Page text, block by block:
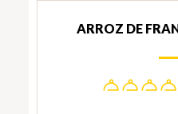
ARROZ DE